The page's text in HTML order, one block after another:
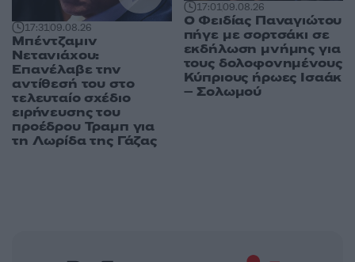
17:3109.08.26
Μπέντζαμιν
Νετανιάχου:
Επανέλαβε την
αντίθεσή του στο
τελευταίο σχέδιο
ειρήνευσης του
προέδρου Τραμπ για
τη Λωρίδα της Γάζας
17:0109.08.26
Ο Φειδίας Παναγιώτου
πήγε με σορτσάκι σε
εκδήλωση μνήμης για
τους δολοφονημένους
Κύπριους ήρωες Ισαάκ
– Σολωμού